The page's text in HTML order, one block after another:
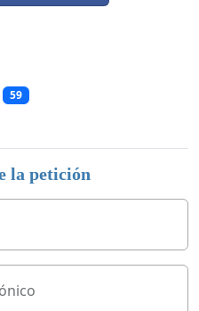
59
la petición